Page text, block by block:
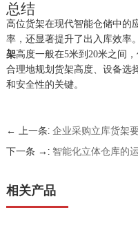
总结
高位货架在现代智能仓储中的
率，还显著提升了出入库效率
架高度一般在5米到20米之间
合理地规划货架高度、设备选
和安全性的关键。
← 上一条: 企业采购立库货架
下一条 →: 智能化立体仓库的
相关产品